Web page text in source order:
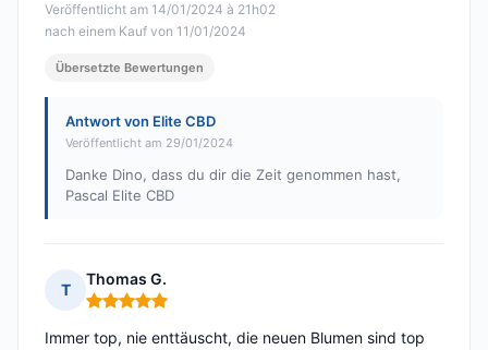
Veröffentlicht am 14/01/2024 à 21h02
nach einem Kauf von 11/01/2024
Übersetzte Bewertungen
Antwort von Elite CBD
Veröffentlicht am 29/01/2024
Danke Dino, dass du dir die Zeit genommen hast,
Pascal Elite CBD
T
Thomas G.
Hinweis: 5 von 5
Immer top, nie enttäuscht, die neuen Blumen sind top